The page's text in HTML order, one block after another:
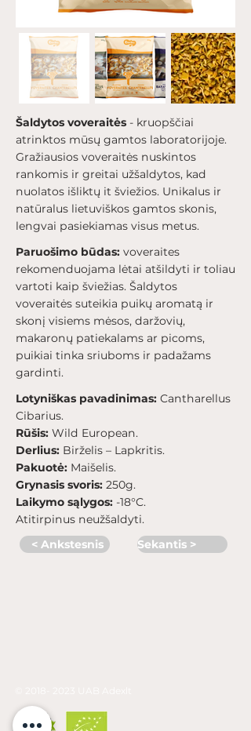
Šaldytos voveraitės - kruopščiai
atrinktos mūsų gamtos laboratorijoje.
Gražiausios voveraitės nuskintos
rankomis ir greitai užšaldytos, kad
nuolatos išliktų it šviežios. Unikalus ir
natūralus lietuviškos gamtos skonis,
lengvai pasiekiamas visus metus.
Paruošimo būdas: voveraites
rekomenduojama lėtai atšildyti ir toliau
vartoti kaip šviežias. Šaldytos
voveraitės suteikia puikų aromatą ir
skonį visiems mėsos, daržovių,
makaronų patiekalams ar picoms,
puikiai tinka sriuboms ir padažams
gardinti.
Lotyniškas pavadinimas: Cantharellus
Cibarius.
Rūšis: Wild European.
Derlius: Birželis – Lapkritis.
Pakuotė: Maišelis.
Grynasis svoris: 250g.
Laikymo sąlygos: -18°C.
Atitirpinus neužšaldyti.
< Ankstesnis
Sekantis >